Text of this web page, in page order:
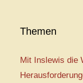
Themen
Mit Inslewis die